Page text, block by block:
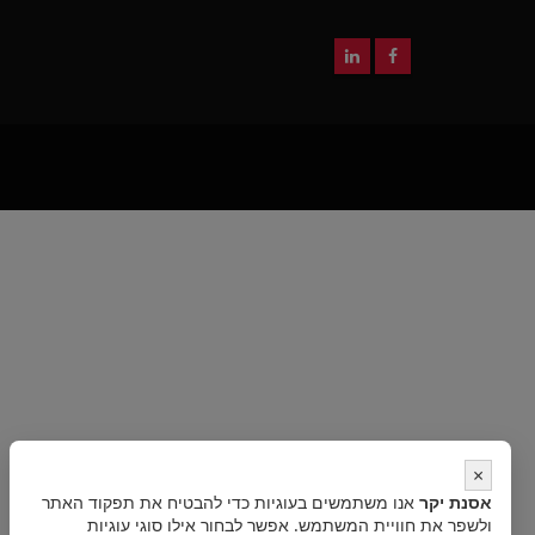
×
אסנת יקר אנו משתמשים בעוגיות כדי להבטיח את תפקוד האתר
ולשפר את חוויית המשתמש. אפשר לבחור אילו סוגי עוגיות